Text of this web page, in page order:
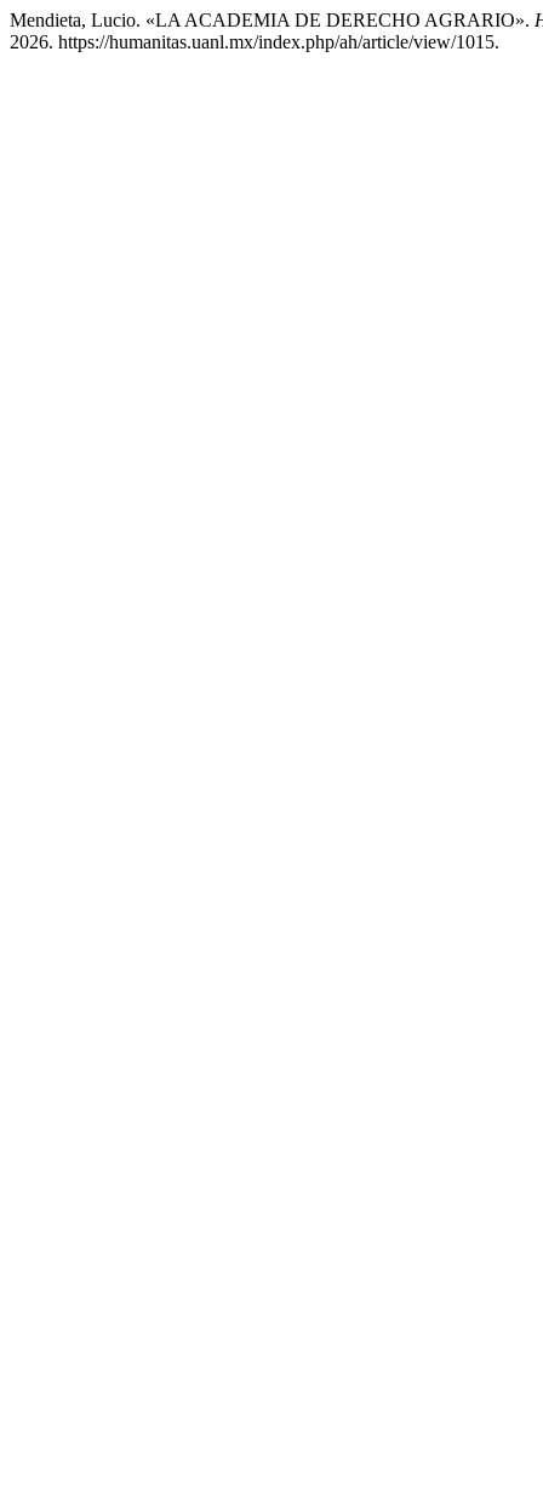
Mendieta, Lucio. «LA ACADEMIA DE DERECHO AGRARIO».
2026. https://humanitas.uanl.mx/index.php/ah/article/view/1015.